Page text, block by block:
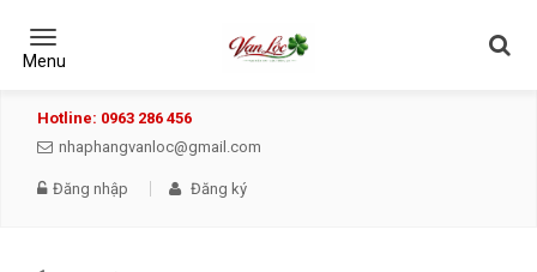
Hotline: 0963 286 456
nhaphangvanloc@gmail.com
Đăng nhập Đăng ký
Toggle
Menu